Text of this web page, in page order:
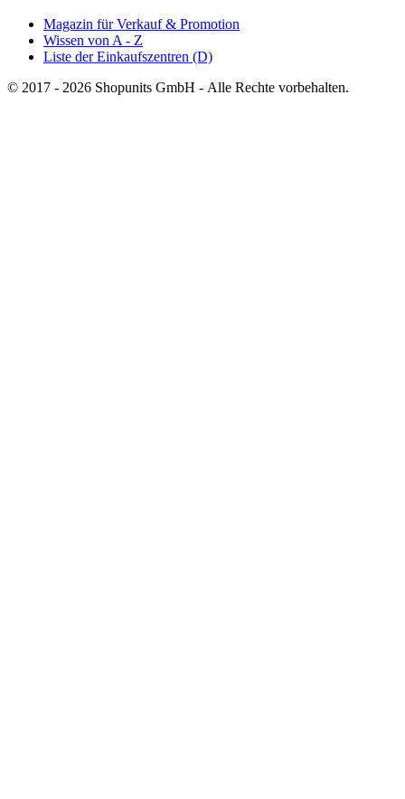
Magazin für Verkauf & Promotion
Wissen von A - Z
Liste der Einkaufszentren (D)
© 2017 - 2026 Shopunits GmbH - Alle Rechte vorbehalten.